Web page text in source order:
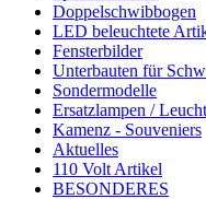
Doppelschwibbogen
LED beleuchtete
Fensterbilder
Unterbauten für
Sondermodelle
Ersatzlampen /
Kamenz - Souveniers
Aktuelles
110 Volt Artikel
BESONDERES